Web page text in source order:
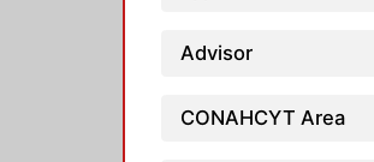
Advisor
CONAHCYT Area